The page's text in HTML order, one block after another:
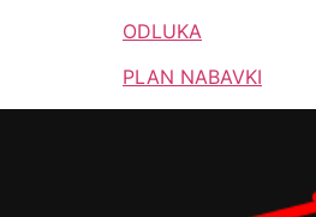
ODLUKA
PLAN NABAVKI